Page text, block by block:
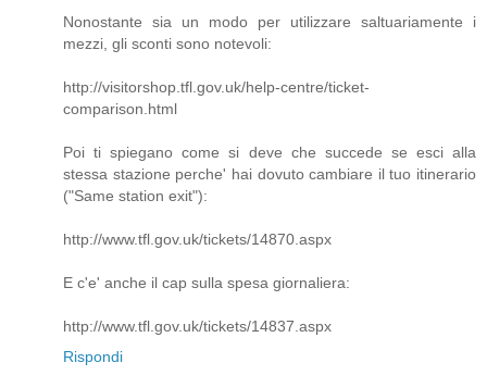
Nonostante sia un modo per utilizzare saltuariamente i
mezzi, gli sconti sono notevoli:
http://visitorshop.tfl.gov.uk/help-centre/ticket-
comparison.html
Poi ti spiegano come si deve che succede se esci alla
stessa stazione perche' hai dovuto cambiare il tuo itinerario
("Same station exit"):
http://www.tfl.gov.uk/tickets/14870.aspx
E c'e' anche il cap sulla spesa giornaliera:
http://www.tfl.gov.uk/tickets/14837.aspx
Rispondi